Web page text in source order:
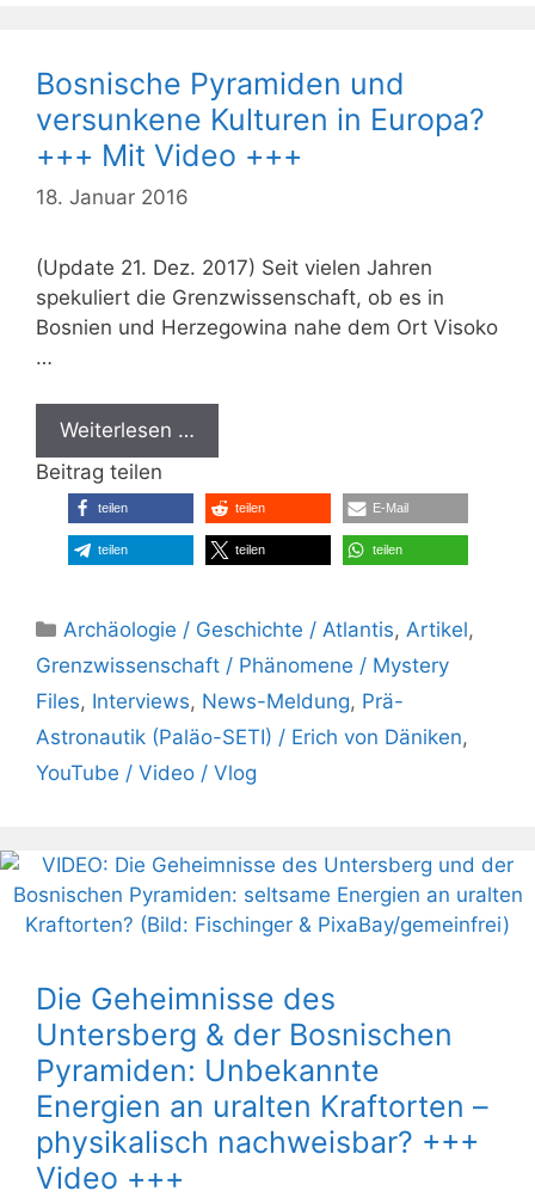
Bosnische Pyramiden und
versunkene Kulturen in Europa?
+++ Mit Video +++
18. Januar 2016
(Update 21. Dez. 2017) Seit vielen Jahren
spekuliert die Grenzwissenschaft, ob es in
Bosnien und Herzegowina nahe dem Ort Visoko
…
Weiterlesen …
Beitrag teilen
teilen teilen E-Mail
teilen teilen teilen
Kategorien
Archäologie / Geschichte / Atlantis, Artikel,
Grenzwissenschaft / Phänomene / Mystery
Files, Interviews, News-Meldung, Prä-
Astronautik (Paläo-SETI) / Erich von Däniken,
YouTube / Video / Vlog
Die Geheimnisse des
Untersberg & der Bosnischen
Pyramiden: Unbekannte
Energien an uralten Kraftorten –
physikalisch nachweisbar? +++
Video +++